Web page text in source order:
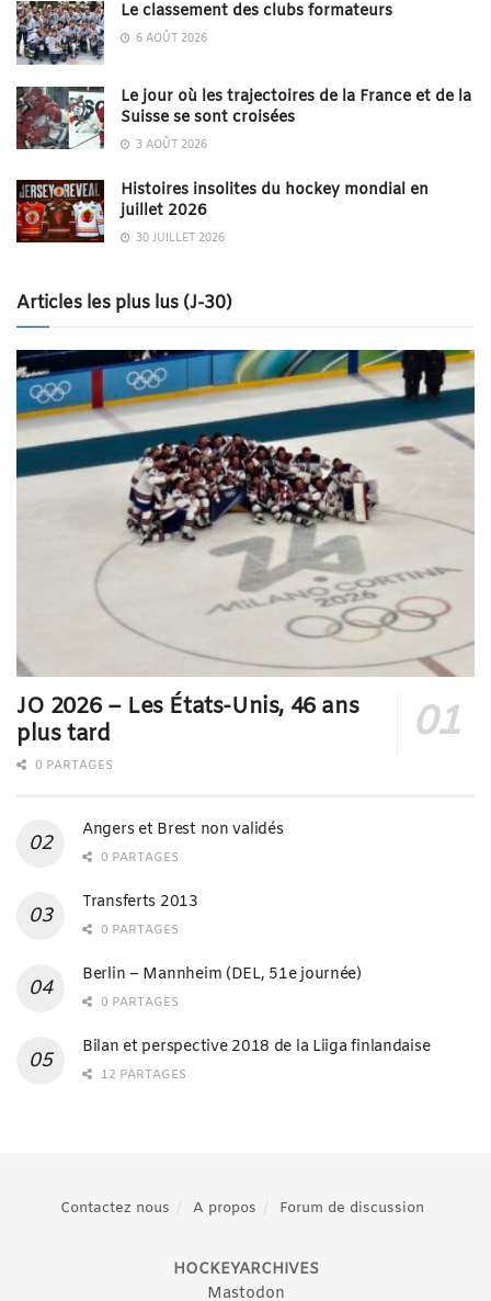
Le classement des clubs formateurs
6 AOÛT 2026
Le jour où les trajectoires de la France et de la
Suisse se sont croisées
3 AOÛT 2026
Histoires insolites du hockey mondial en
juillet 2026
30 JUILLET 2026
Articles les plus lus (J-30)
JO 2026 – Les États-Unis, 46 ans
plus tard
0 PARTAGES
Angers et Brest non validés
0 PARTAGES
Transferts 2013
0 PARTAGES
Berlin – Mannheim (DEL, 51e journée)
0 PARTAGES
Bilan et perspective 2018 de la Liiga finlandaise
12 PARTAGES
Contactez nous A propos Forum de discussion
HOCKEYARCHIVES
Mastodon